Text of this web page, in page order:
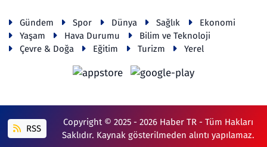
Gündem Spor Dünya Sağlık
Ekonomi
Yaşam
Hava Durumu
Bilim ve Teknoloji
Çevre & Doğa
Eğitim Turizm Yerel
RSS
Copyright © 2025 - 2026 Haber TR - Tüm Hakları
Saklıdır. Kaynak gösterilmeden alıntı yapılamaz.